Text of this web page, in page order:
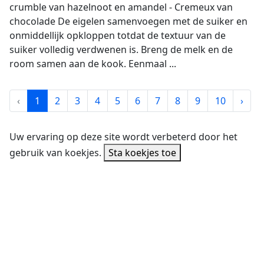
crumble van hazelnoot en amandel - Cremeux van
chocolade De eigelen samenvoegen met de suiker en
onmiddellijk opkloppen totdat de textuur van de
suiker volledig verdwenen is. Breng de melk en de
room samen aan de kook. Eenmaal ...
‹ 1 2 3 4 5 6 7 8 9 10 ›
Uw ervaring op deze site wordt verbeterd door het
gebruik van koekjes. Sta koekjes toe